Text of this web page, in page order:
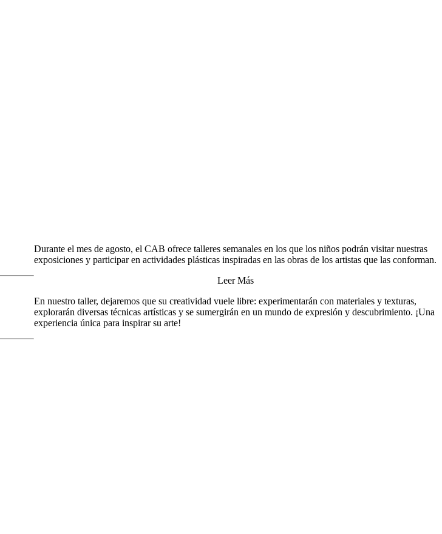
Durante el mes de agosto, el CAB ofrece talleres semanales en los que los niños podrán visitar nuestras
exposiciones y participar en actividades plásticas inspiradas en las obras de los artistas que las conforman.
Leer Más
En nuestro taller, dejaremos que su creatividad vuele libre: experimentarán con materiales y texturas,
explorarán diversas técnicas artísticas y se sumergirán en un mundo de expresión y descubrimiento. ¡Una
experiencia única para inspirar su arte!